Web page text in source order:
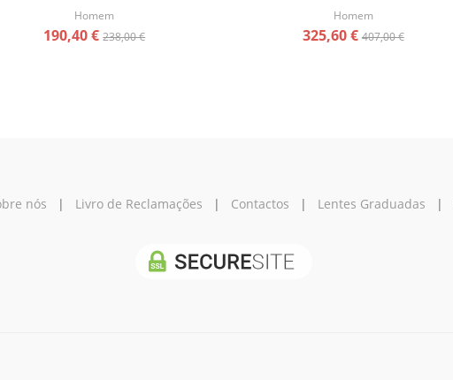
Homem
190,40 €238,00 €
Homem
325,60 €407,00 €
nós | Livro de Reclamações | Contactos | Lentes Graduadas |